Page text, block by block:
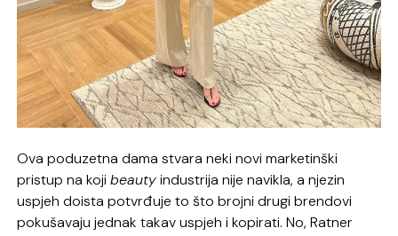
Ova poduzetna dama stvara neki novi marketinški
pristup na kojibeautyindustrija nije navikla, a njezin
uspjeh doista potvrđuje to što brojni drugi brendovi
pokušavaju jednak takav uspjeh i kopirati. No, Ratner